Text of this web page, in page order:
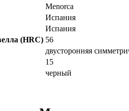
Menorca
Испания
Испания
(HRC) 56
двусторонняя
15
черный